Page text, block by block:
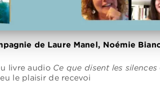
de Laure Manel, Noémie
livre audio Ce que disent les silences
le plaisir de recevoi